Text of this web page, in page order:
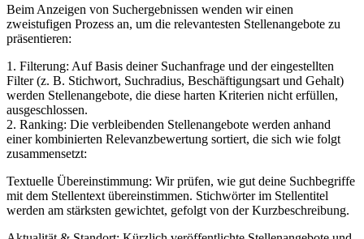
Beim Anzeigen von Suchergebnissen wenden wir einen
zweistufigen Prozess an, um die relevantesten Stellenangebote zu
präsentieren:
1. Filterung: Auf Basis deiner Suchanfrage und der eingestellten
Filter (z. B. Stichwort, Suchradius, Beschäftigungsart und Gehalt)
werden Stellenangebote, die diese harten Kriterien nicht erfüllen,
ausgeschlossen.
2. Ranking: Die verbleibenden Stellenangebote werden anhand
einer kombinierten Relevanzbewertung sortiert, die sich wie folgt
zusammensetzt:
Textuelle Übereinstimmung: Wir prüfen, wie gut deine Suchbegriffe
mit dem Stellentext übereinstimmen. Stichwörter im Stellentitel
werden am stärksten gewichtet, gefolgt von der Kurzbeschreibung.